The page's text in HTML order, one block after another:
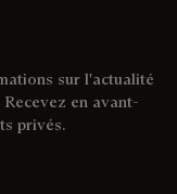
sur l'actualité
en avant-
privés.